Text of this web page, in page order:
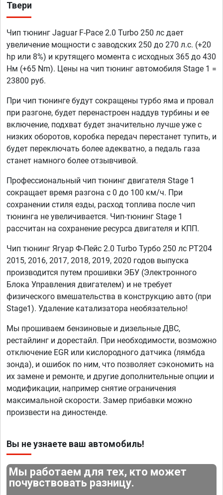
Твери
Чип тюнинг Jaguar F-Pace 2.0 Turbo 250 лс дает
увеличение мощности с заводских 250 до 270 л.с. (+20
hp или 8%) и крутящего момента с исходных 365 до 430
Нм (+65 Nm). Цены на чип тюнинг автомобиля Stage 1 =
23800 руб.
При чип тюнинге будут сокращены турбо яма и провал
при разгоне, будет перенастроен наддув турбины и ее
включение, подхват будет значительно лучше уже с
низких оборотов, коробка передач перестанет тупить, и
будет переключать более адекватно, а педаль газа
станет намного более отзывчивой.
Профессиональный чип тюнинг двигателя Stage 1
сокращает время разгона с 0 до 100 км/ч. При
сохранении стиля езды, расход топлива после чип
тюнинга не увеличивается. Чип-тюнинг Stage 1
рассчитан на сохранение ресурса двигателя и КПП.
Чип тюнинг Ягуар Ф-Пейс 2.0 Turbo Турбо 250 лс PT204
2015, 2016, 2017, 2018, 2019, 2020 годов выпуска
производится путем прошивки ЭБУ (Электронного
Блока Управления двигателем) и не требует
физического вмешательства в конструкцию авто (при
Stage1). Удаление катализатора необязательно!
Мы прошиваем бензиновые и дизельные ДВС,
рестайлинг и дорестайл. При необходимости, возможно
отключение EGR или кислородного датчика (лямбда
зонда), и ошибок по ним, что позволяет сэкономить на
их замене и ремонте, и другие дополнительные опции и
модификации, например снятие ограничения
максимальной скорости. Замер прибавки можно
произвести на диностенде.
Вы не узнаете ваш автомобиль!
Мы работаем для тех, кто может
почувствовать разницу.